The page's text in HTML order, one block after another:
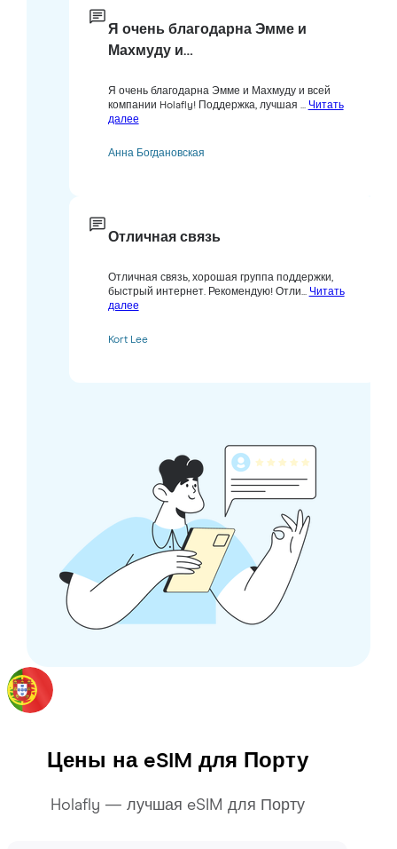
Я очень благодарна Эмме и
Махмуду и…
Я очень благодарна Эмме и Махмуду и всей
компании Holafly! Поддержка, лучшая ... Читать
далее
Анна Богдановская
Отличная связь
Отличная связь, хорошая группа поддержки,
быстрый интернет. Рекомендую! Отли... Читать
далее
Kort Lee
Цены на eSIM для Порту
Holafly — лучшая eSIM для Порту